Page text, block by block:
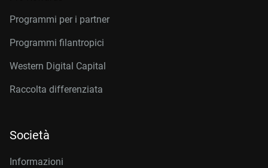
Programmi per i partner
Programmi filantropici
Western Digital Capital
Raccolta differenziata
Società
Informazioni